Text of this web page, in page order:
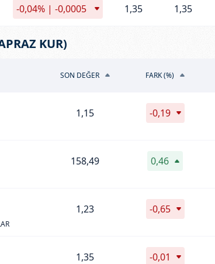
-0,04% | -0,0005 1,35 1,35
KUR)
SON DEĞER FARK (%)
1,15 -0,19
158,49 0,46
1,23 -0,65
1,35 -0,01